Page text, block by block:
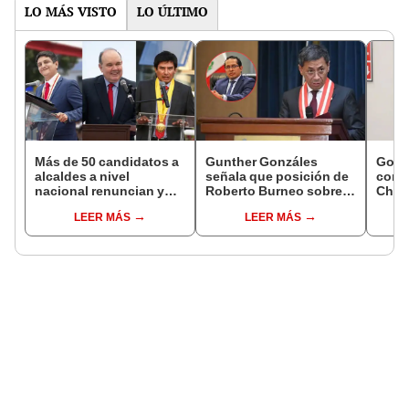
LO MÁS VISTO LO ÚLTIMO
Más de 50 candidatos a
alcaldes a nivel
nacional renuncian y
encubiertaLEER MÁS
Gunther Gonzáles
señala que posición de
Roberto Burneo sobre
Aliaga no representan al
JNE
LEER MÁS